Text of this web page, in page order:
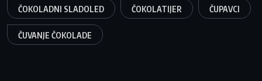
ČOKOLADNI SLADOLED ČOKOLATIJER ČUPAVCI
ČUVANJE ČOKOLADE